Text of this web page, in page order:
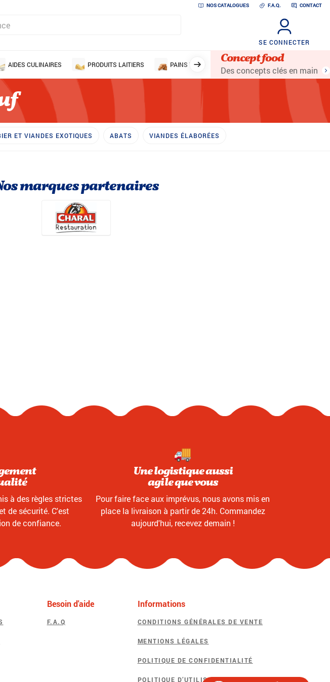
NOS CATALOGUES F.A.Q. CONTACT
SE CONNECTER
AIDES CULINAIRES PRODUITS LAITIERS PAINS VIENNOISERIES FRUITS
Concept food
Des concepts clés en main
ET VIANDES EXOTIQUES ABATS VIANDES ÉLABORÉES
marques partenaires
à des règles strictes
de sécurité. C'est
de confiance.
Une logistique aussi
agile que vous
Pour faire face aux imprévus, nous avons mis en
place la livraison à partir de 24h. Commandez
aujourd'hui, recevez demain !
Besoin d'aide
F.A.Q
Informations
CONDITIONS GÉNÉRALES DE VENTE
MENTIONS LÉGALES
POLITIQUE DE CONFIDENTIALITÉ
POLITIQUE D’UTILISATION DES COOKIES